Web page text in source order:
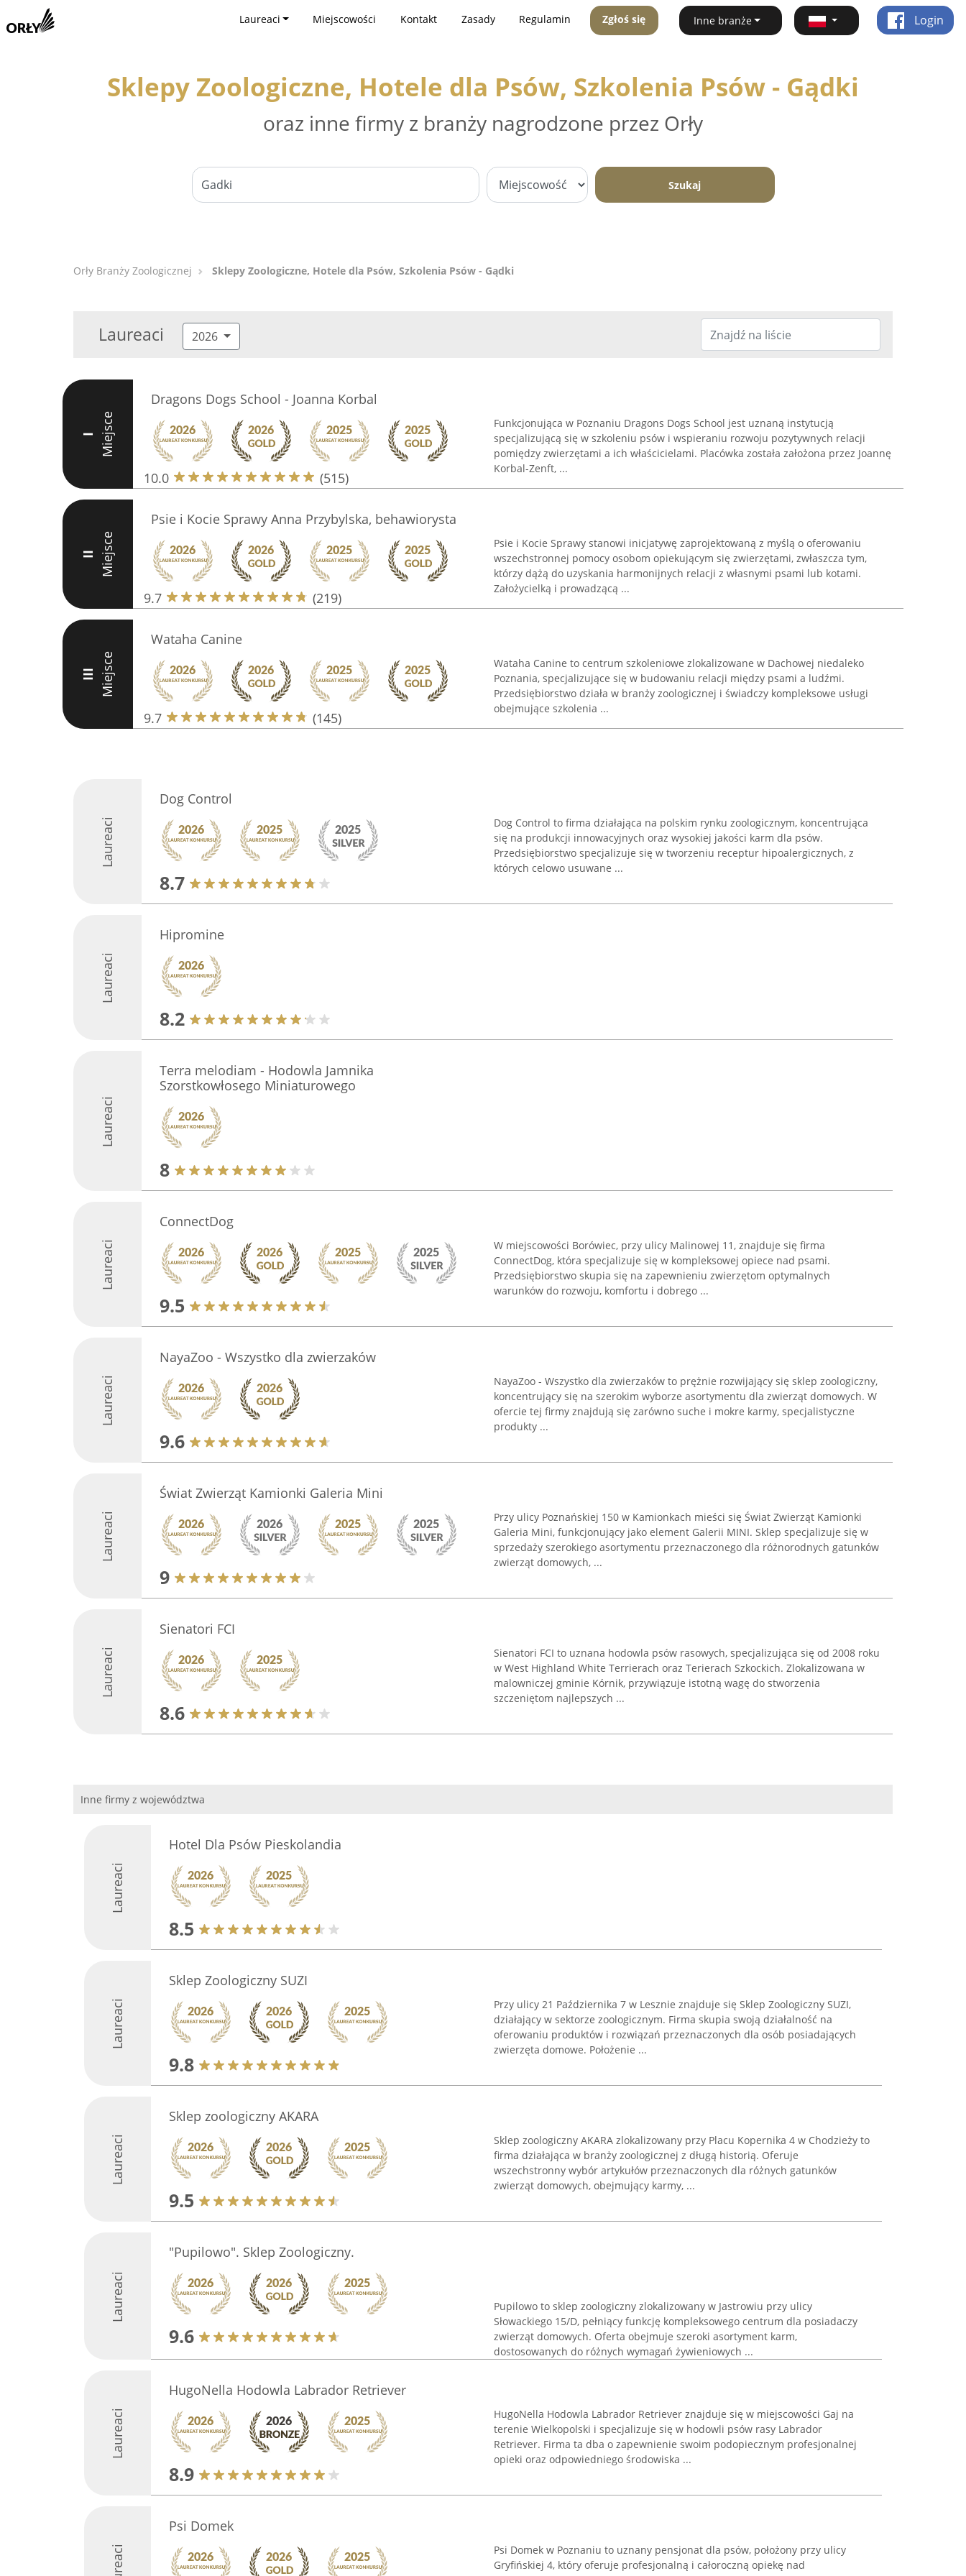
Laureaci Miejscowości Kontakt Zasady Regulamin Zgłoś się Inne branże Login
Sklepy Zoologiczne, Hotele dla Psów, Szkolenia Psów - Gądki
oraz inne firmy z branży nagrodzone przez Orły
Szukaj
Orły Branży Zoologicznej Sklepy Zoologiczne, Hotele dla Psów, Szkolenia Psów - Gądki
Laureaci 2026
I Miejsce
Dragons Dogs School - Joanna Korbal
10.0 (515)
Funkcjonująca w Poznaniu Dragons Dogs School jest uznaną instytucją
specjalizującą się w szkoleniu psów i wspieraniu rozwoju pozytywnych relacji
pomiędzy zwierzętami a ich właścicielami. Placówka została założona przez Joannę
Korbal-Zenft, ...
II Miejsce
Psie i Kocie Sprawy Anna Przybylska, behawiorysta
9.7 (219)
Psie i Kocie Sprawy stanowi inicjatywę zaprojektowaną z myślą o oferowaniu
wszechstronnej pomocy osobom opiekującym się zwierzętami, zwłaszcza tym,
którzy dążą do uzyskania harmonijnych relacji z własnymi psami lub kotami.
Założycielką i prowadzącą ...
III Miejsce
Wataha Canine
9.7 (145)
Wataha Canine to centrum szkoleniowe zlokalizowane w Dachowej niedaleko
Poznania, specjalizujące się w budowaniu relacji między psami a ludźmi.
Przedsiębiorstwo działa w branży zoologicznej i świadczy kompleksowe usługi
obejmujące szkolenia ...
Laureaci
Dog Control
8.7
Dog Control to firma działająca na polskim rynku zoologicznym, koncentrująca
się na produkcji innowacyjnych oraz wysokiej jakości karm dla psów.
Przedsiębiorstwo specjalizuje się w tworzeniu receptur hipoalergicznych, z
których celowo usuwane ...
Laureaci
Hipromine
8.2
Laureaci
Terra melodiam - Hodowla Jamnika
Szorstkowłosego Miniaturowego
8
Laureaci
ConnectDog
9.5
W miejscowości Borówiec, przy ulicy Malinowej 11, znajduje się firma
ConnectDog, która specjalizuje się w kompleksowej opiece nad psami.
Przedsiębiorstwo skupia się na zapewnieniu zwierzętom optymalnych
warunków do rozwoju, komfortu i dobrego ...
Laureaci
NayaZoo - Wszystko dla zwierzaków
9.6
NayaZoo - Wszystko dla zwierzaków to prężnie rozwijający się sklep zoologiczny,
koncentrujący się na szerokim wyborze asortymentu dla zwierząt domowych. W
ofercie tej firmy znajdują się zarówno suche i mokre karmy, specjalistyczne
produkty ...
Laureaci
Świat Zwierząt Kamionki Galeria Mini
9
Przy ulicy Poznańskiej 150 w Kamionkach mieści się Świat Zwierząt Kamionki
Galeria Mini, funkcjonujący jako element Galerii MINI. Sklep specjalizuje się w
sprzedaży szerokiego asortymentu przeznaczonego dla różnorodnych gatunków
zwierząt domowych, ...
Laureaci
Sienatori FCI
8.6
Sienatori FCI to uznana hodowla psów rasowych, specjalizująca się od 2008 roku
w West Highland White Terrierach oraz Terierach Szkockich. Zlokalizowana w
malowniczej gminie Kórnik, przywiązuje istotną wagę do stworzenia
szczeniętom najlepszych ...
Inne firmy z województwa
Laureaci
Hotel Dla Psów Pieskolandia
8.5
Laureaci
Sklep Zoologiczny SUZI
9.8
Przy ulicy 21 Października 7 w Lesznie znajduje się Sklep Zoologiczny SUZI,
działający w sektorze zoologicznym. Firma skupia swoją działalność na
oferowaniu produktów i rozwiązań przeznaczonych dla osób posiadających
zwierzęta domowe. Położenie ...
Laureaci
Sklep zoologiczny AKARA
9.5
Sklep zoologiczny AKARA zlokalizowany przy Placu Kopernika 4 w Chodzieży to
firma działająca w branży zoologicznej z długą historią. Oferuje
wszechstronny wybór artykułów przeznaczonych dla różnych gatunków
zwierząt domowych, obejmujący karmy, ...
Laureaci
"Pupilowo". Sklep Zoologiczny.
9.6
Pupilowo to sklep zoologiczny zlokalizowany w Jastrowiu przy ulicy
Słowackiego 15/D, pełniący funkcję kompleksowego centrum dla posiadaczy
zwierząt domowych. Oferta obejmuje szeroki asortyment karm,
dostosowanych do różnych wymagań żywieniowych ...
Laureaci
HugoNella Hodowla Labrador Retriever
8.9
HugoNella Hodowla Labrador Retriever znajduje się w miejscowości Gaj na
terenie Wielkopolski i specjalizuje się w hodowli psów rasy Labrador
Retriever. Firma ta dba o zapewnienie swoim podopiecznym profesjonalnej
opieki oraz odpowiedniego środowiska ...
Psi Domek
Psi Domek w Poznaniu to uznany pensjonat dla psów, położony przy ulicy
Gryfińskiej 4, który oferuje profesjonalną i całoroczną opiekę nad